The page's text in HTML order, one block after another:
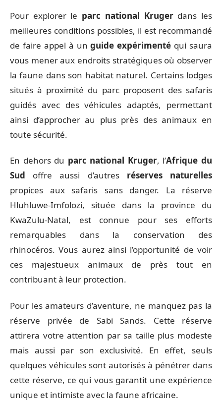
Pour explorer le parc national Krugerdans les
meilleures conditions possibles, il est recommandé
de faire appel à unguide expérimenté qui saura
vous mener aux endroits stratégiques où observer
la faune dans son habitat naturel. Certains lodges
situés à proximité du parc proposent des safaris
guidés avec des véhicules adaptés, permettant
ainsi d’approcher au plus près des animaux en
toute sécurité.
En dehors du parc national Kruger, l’Afrique du
Sud offre aussi d’autres réserves naturelles
propices aux safaris sans danger. La réserve
Hluhluwe-Imfolozi, située dans la province du
KwaZulu-Natal, est connue pour ses efforts
remarquables dans la conservation des
rhinocéros. Vous aurez ainsi l’opportunité de voir
ces majestueux animaux de près tout en
contribuant à leur protection.
Pour les amateurs d’aventure, ne manquez pas la
réserve privée de Sabi Sands. Cette réserve
attirera votre attention par sa taille plus modeste
mais aussi par son exclusivité. En effet, seuls
quelques véhicules sont autorisés à pénétrer dans
cette réserve, ce qui vous garantit une expérience
unique et intimiste avec la faune africaine.